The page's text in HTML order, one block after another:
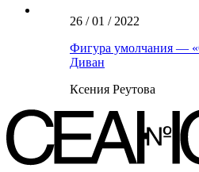
26 / 01 / 2022
Фигура умолчания —
Диван
Ксения Реутова